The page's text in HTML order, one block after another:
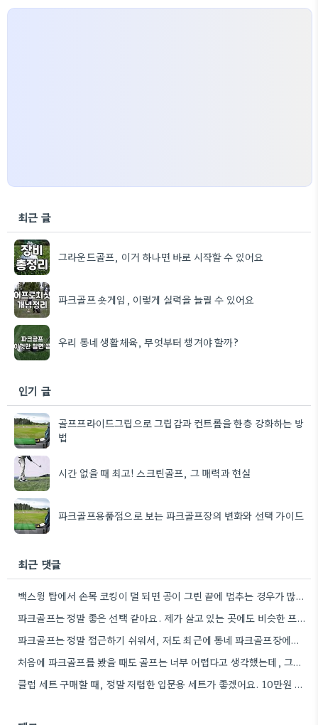
최근 글
그라운드골프, 이거 하나면 바로 시작할 수 있어요
파크골프 숏게임, 이렇게 실력을 늘릴 수 있어요
우리 동네 생활체육, 무엇부터 챙겨야 할까?
인기 글
골프프라이드그립으로 그립감과 컨트롤을 한층 강화하는 방
법
시간 없을 때 최고! 스크린골프, 그 매력과 현실
파크골프용품점으로 보는 파크골프장의 변화와 선택 가이드
최근 댓글
백스윙 탑에서 손목 코킹이 덜 되면 공이 그린 끝에 멈추는 경우가 많더라고요. 숏게임의 핵심은 정확한…
파크골프는 정말 좋은 선택 같아요. 제가 살고 있는 곳에도 비슷한 프로그램이 있으면 좋겠어요.
파크골프는 정말 접근하기 쉬워서, 저도 최근에 동네 파크골프장에서 한 번 해봤어요. 처음에는 좀 어색했지만, 다들…
처음에 파크골프를 봤을 때도 골프는 너무 어렵다고 생각했는데, 그렇게 접근하기 쉬운 운동이 있었다니 신기하네요.
클럽 세트 구매할 때, 정말 저렴한 입문용 세트가 좋겠어요. 10만원 정도면 스윙 폼 연습에 충분할…